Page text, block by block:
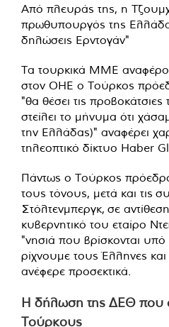
Από πλευράς της, η
πρωθυπουργός της
δηλώσεις Ερντογάν"
Τα τουρκικά ΜΜΕ
στον ΟΗΕ ο Τούρκος
"θα θέσει τις
στείλει το μήνυμα ότι
την Ελλάδας)" αναφέρει
τηλεοπτικό δίκτυο Haber
Πάντως ο Τούρκος
τους τόνους, μετά και τις
Στόλτενμπεργκ, σε
κυβερνητικό του εταίρο
"νησιά που βρίσκονται
ρίχνουμε τους Έλληνες
ανέφερε προσεκτικά.
Η δήλωση της ΔΕΘ που
Τούρκους